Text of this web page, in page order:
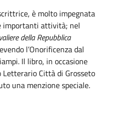
è molto impegnata
importanti attività; nel
della Repubblica
l’Onorificenza dal
Il libro, in occasione
Letterario Città di Grosseto
una menzione speciale.